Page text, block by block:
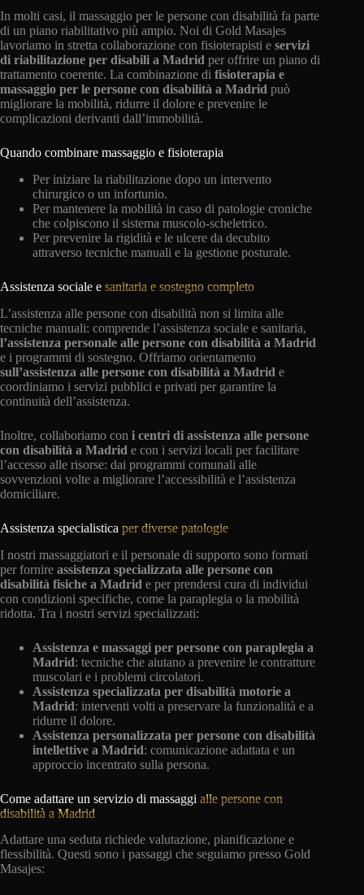
In molti casi, il massaggio per le persone con disabilità fa parte
di un piano riabilitativo più ampio. Noi di Gold Masajes
lavoriamo in stretta collaborazione con fisioterapisti e servizi
di riabilitazione per disabili a Madrid per offrire un piano di
trattamento coerente. La combinazione di fisioterapia e
massaggio per le persone con disabilità a Madrid può
migliorare la mobilità, ridurre il dolore e prevenire le
complicazioni derivanti dall’immobilità.
Quando combinare massaggio e fisioterapia
Per iniziare la riabilitazione dopo un intervento
chirurgico o un infortunio.
Per mantenere la mobilità in caso di patologie croniche
che colpiscono il sistema muscolo-scheletrico.
Per prevenire la rigidità e le ulcere da decubito
attraverso tecniche manuali e la gestione posturale.
Assistenza sociale e sanitaria e sostegno completo
L’assistenza alle persone con disabilità non si limita alle
tecniche manuali: comprende l’assistenza sociale e sanitaria,
l’assistenza personale alle persone con disabilità a Madrid
e i programmi di sostegno. Offriamo orientamento
sull’assistenza alle persone con disabilità a Madrid e
coordiniamo i servizi pubblici e privati per garantire la
continuità dell’assistenza.
Inoltre, collaboriamo con i centri di assistenza alle persone
con disabilità a Madrid e con i servizi locali per facilitare
l’accesso alle risorse: dai programmi comunali alle
sovvenzioni volte a migliorare l’accessibilità e l’assistenza
domiciliare.
Assistenza specialistica per diverse patologie
I nostri massaggiatori e il personale di supporto sono formati
per fornire assistenza specializzata alle persone con
disabilità fisiche a Madrid e per prendersi cura di individui
con condizioni specifiche, come la paraplegia o la mobilità
ridotta. Tra i nostri servizi specializzati:
Assistenza e massaggi per persone con paraplegia a
Madrid: tecniche che aiutano a prevenire le contratture
muscolari e i problemi circolatori.
Assistenza specializzata per disabilità motorie a
Madrid: interventi volti a preservare la funzionalità e a
ridurre il dolore.
Assistenza personalizzata per persone con disabilità
intellettive a Madrid: comunicazione adattata e un
approccio incentrato sulla persona.
Come adattare un servizio di massaggi alle persone con
disabilità a Madrid
Adattare una seduta richiede valutazione, pianificazione e
flessibilità. Questi sono i passaggi che seguiamo presso Gold
Masajes: